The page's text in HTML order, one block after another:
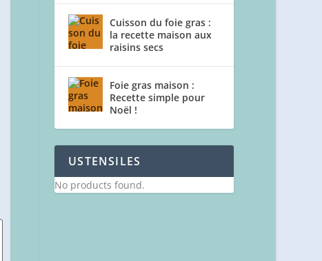
Cuisson du foie gras :
la recette maison aux
raisins secs
Foie gras maison :
Recette simple pour
Noël !
USTENSILES
No products found.